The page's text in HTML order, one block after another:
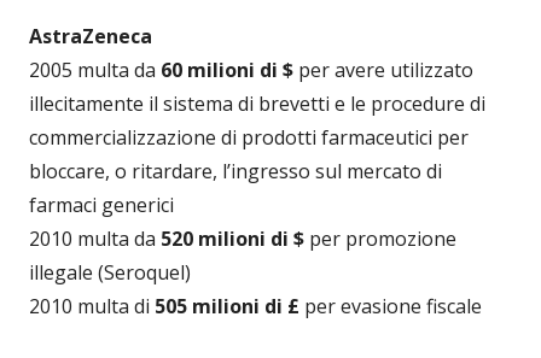
AstraZeneca
2005 multa da 60 milioni di $ per avere utilizzato
illecitamente il sistema di brevetti e le procedure di
commercializzazione di prodotti farmaceutici per
bloccare, o ritardare, l’ingresso sul mercato di
farmaci generici
2010 multa da 520 milioni di $ per promozione
illegale (Seroquel)
2010 multa di 505 milioni di £ per evasione fiscale